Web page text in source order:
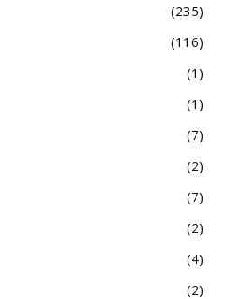
235
116
1
1
7
2
7
2
4
2